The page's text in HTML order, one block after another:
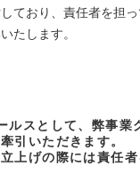
ており、責任者を担
たします。
ルスとして、弊事
引いただきます。
上げの際には責任